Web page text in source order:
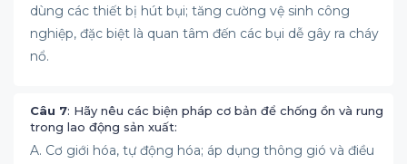
dùng các thiết bị hút bụi; tăng cường vệ sinh công
nghiệp, đặc biệt là quan tâm đến các bụi dễ gây ra cháy
nổ.
Câu 7: Hãy nêu các biện pháp cơ bản để chống ồn và rung
trong lao động sản xuất:
A. Cơ giới hóa, tự động hóa; áp dụng thông gió và điều